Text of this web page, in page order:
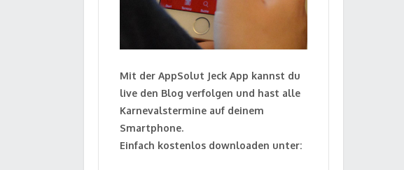
Mit der AppSolut Jeck App kannst du
live den Blog verfolgen und hast alle
Karnevalstermine auf deinem
Smartphone.
Einfach kostenlos downloaden unter: